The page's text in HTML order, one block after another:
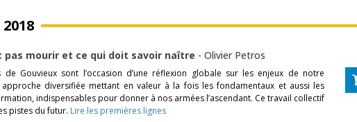
pas mourir et ce qui doit savoir naître - Olivier Petros
de Gouvieux sont l’occasion d’une réflexion globale sur les enjeux de notre
approche diversifiée mettant en valeur à la fois les fondamentaux et aussi les
indispensables pour donner à nos armées l’ascendant. Ce travail collectif
pistes du futur. Lire les premières lignes